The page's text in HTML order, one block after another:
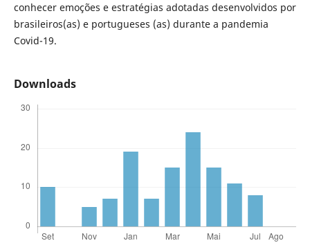
conhecer emoções e estratégias adotadas desenvolvidos por
brasileiros(as) e portugueses (as) durante a pandemia
Covid-19.
Downloads